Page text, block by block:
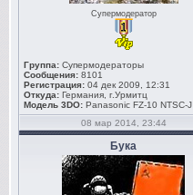
Супермодератор
Группа: Супермодераторы
Сообщения: 8101
Регистрация: 04 дек 2009, 12:31
Откуда: Германия, г.Урмитц
Модель 3DO: Panasonic FZ-10 NTSC-J
08 мар 2014, 23:44
Бука